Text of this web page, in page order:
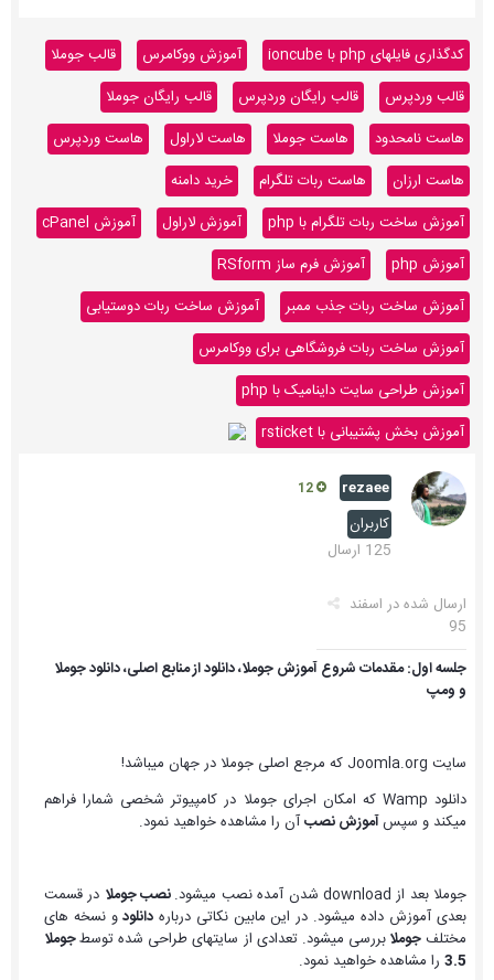
کدگذاری فایلهای php با ioncube آموزش ووکامرس
قالب جوملا
قالب وردپرس
قالب رایگان وردپرس
قالب رایگان جوملا
هاست نامحدود
هاست جوملا هاست لاراول
هاست وردپرس
هاست ارزان
هاست ربات تلگرام
خرید دامنه
آموزش ساخت ربات تلگرام با php
آموزش لاراول
آموزش cPanel
آموزش php
آموزش فرم ساز RSform
آموزش ساخت ربات جذب ممبر
آموزش ساخت ربات دوستیابی
آموزش ساخت ربات فروشگاهی برای ووکامرس
آموزش طراحی سایت داینامیک با php
آموزش بخش پشتیبانی با rsticket
rezaee
کاربران
125 ارسال
ارسال شده در اسفند
95
جلسه اول: مقدمات شروع آموزش جوملا، دانلود از منابع اصلی، دانلود جوملا
و ومپ
سایت Joomla.org که مرجع اصلی جوملا در جهان میباشد!
دانلود Wamp که امکان اجرای جوملا در کامپیوتر شخصی شمارا فراهم
میکند و سپسآموزش نصبآن را مشاهده خواهید نمود.
جوملا بعد از download شدن آمده نصب میشود. نصب جوملا در قسمت
بعدی آموزش داده میشود. در این مابین نکاتی دربارهدانلودو نسخه های
مختلفجوملابررسی میشود. تعدادی از سایتهای طراحی شده توسطجوملا
3.5 را مشاهده خواهید نمود.